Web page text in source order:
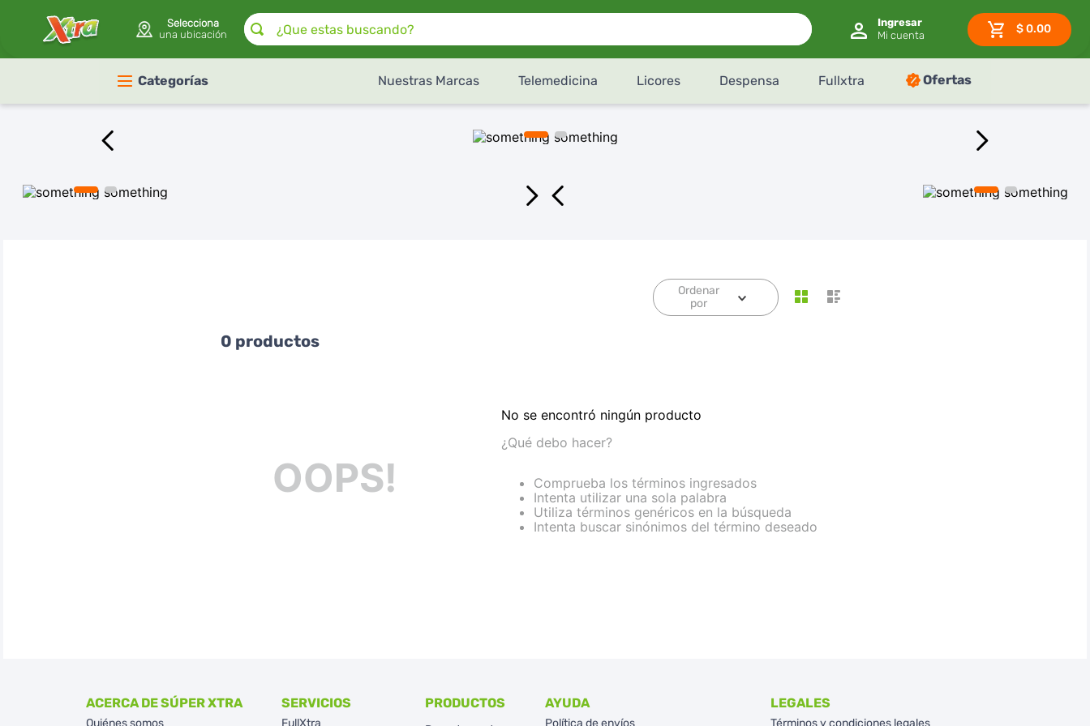
Selecciona
una ubicación
¿Que estas buscando?
$0.00
Categorías Nuestras Marcas Telemedicina Licores Despensa Fullxtra Ofertas
Ordenar
por
0 productos
OOPS!
No se encontró ningún producto
¿Qué debo hacer?
Comprueba los términos ingresados
Intenta utilizar una sola palabra
Utiliza términos genéricos en la búsqueda
Intenta buscar sinónimos del término deseado
ACERCA DE SÚPER XTRA
Quiénes somos
SERVICIOS
FullXtra
PRODUCTOS AYUDA
Política de envíos
LEGALES
Términos y condiciones legales